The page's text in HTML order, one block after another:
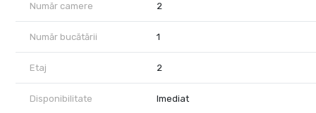
📍 Localizare excelentă – Zona Buziașului:
Cartier liniștit, compus preponderent din case
Aproape de: magazine, supermarketuri, Continental, parcuri,
Acces rapid spre centrul orașului și alte zone de interes
Nu se accepta animale de companie si nu se fumeaza in
Număr camere 2
Număr bucătării 1
Etaj 2
Disponibilitate Imediat